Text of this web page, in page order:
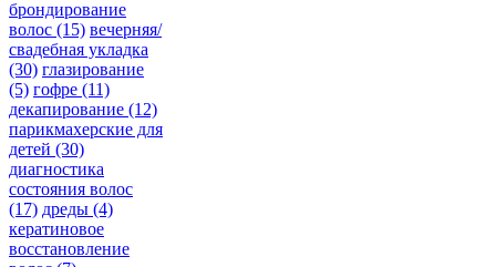
брондирование
волос (15) вечерняя/
свадебная укладка
(30) глазирование
(5) гофре (11)
декапирование (12)
парикмахерские для
детей (30)
диагностика
состояния волос
(17) дреды (4)
кератиновое
восстановление